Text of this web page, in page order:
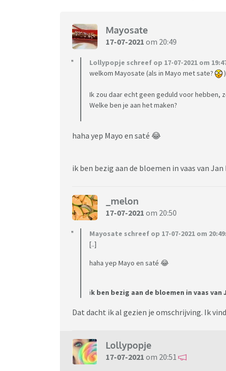
https://irisborduurt.nl/
https://www.garenenzo.nl/#
https://www.hobbydoityourself.nl/c-
Webshops voor patronen
https://thegeekystitchingco.com/product-
https://www.dmc.com/uk/free-patterns-
Nuttige apps
Patternkeeper: Hier kun je (de meeste) pdf
Tread Stash: Hierin kun je makkelijk
boodschappenlijstje staan
Leuke Facebook groepen
WTFYW Just The Stitch
Snarky & Modern (S&M) Embroidery and
Mayosate
17-07-2021 om 20:49
Lollypopje schreef op 17-07-2021 om
welkom Mayosate (als in Mayo met sate?
)
Ik zou daar echt geen geduld voor hebben,
Welke ben je aan het maken?
haha yep Mayo en saté 😂
ik ben bezig aan de bloemen in vaas van
_melon
17-07-2021 om 20:50
Mayosate schreef op 17-07-2021 om 20:49:
[..]
haha yep Mayo en saté 😂
ik ben bezig aan de bloemen in vaas
Dat dacht ik al gezien je omschrijving. Ik
Lollypopje
17-07-2021 om 20:51